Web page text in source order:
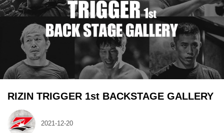
RIZIN TRIGGER 1st BACKSTAGE GALLERY
2021-12-20